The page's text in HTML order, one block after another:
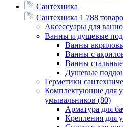
Сантехника
Сантехника 1 788
Аксессуары для
Ванны и душевые
Ванны
Ванны с
Ванны
Душевые
Герметики
Комплектующие для
умывальников (80)
Арматура для
Крепления для